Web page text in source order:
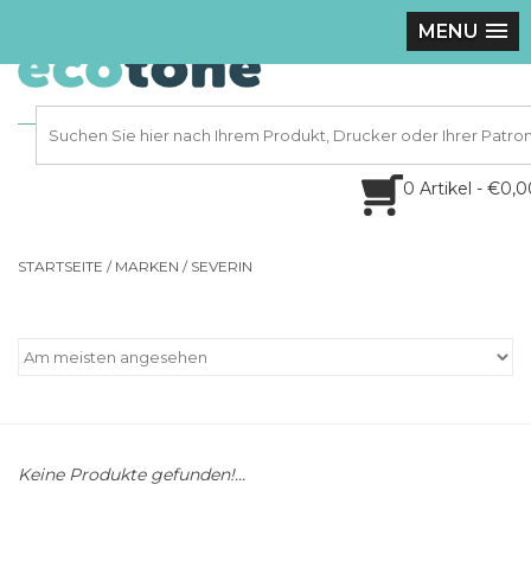
MENU
0 Artikel -
STARTSEITE / MARKEN / SEVERIN
Keine Produkte gefunden!...